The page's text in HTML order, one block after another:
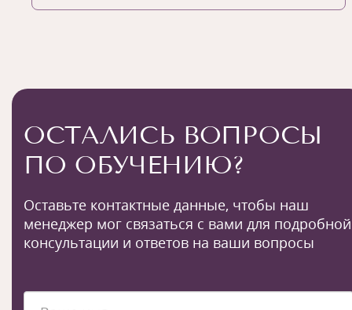
ОСТАЛИСЬ ВОПРОСЫ
ПО ОБУЧЕНИЮ?
Оставьте контактные данные, чтобы наш
менеджер мог связаться с вами для подробной
консультации и ответов на ваши вопросы